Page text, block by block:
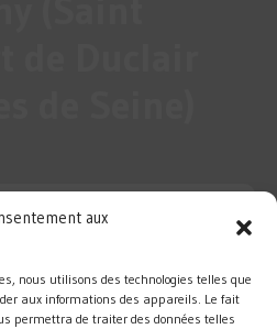
aux
nous utilisons des technologies telles que
aux informations des appareils. Le fait
permettra de traiter des données telles